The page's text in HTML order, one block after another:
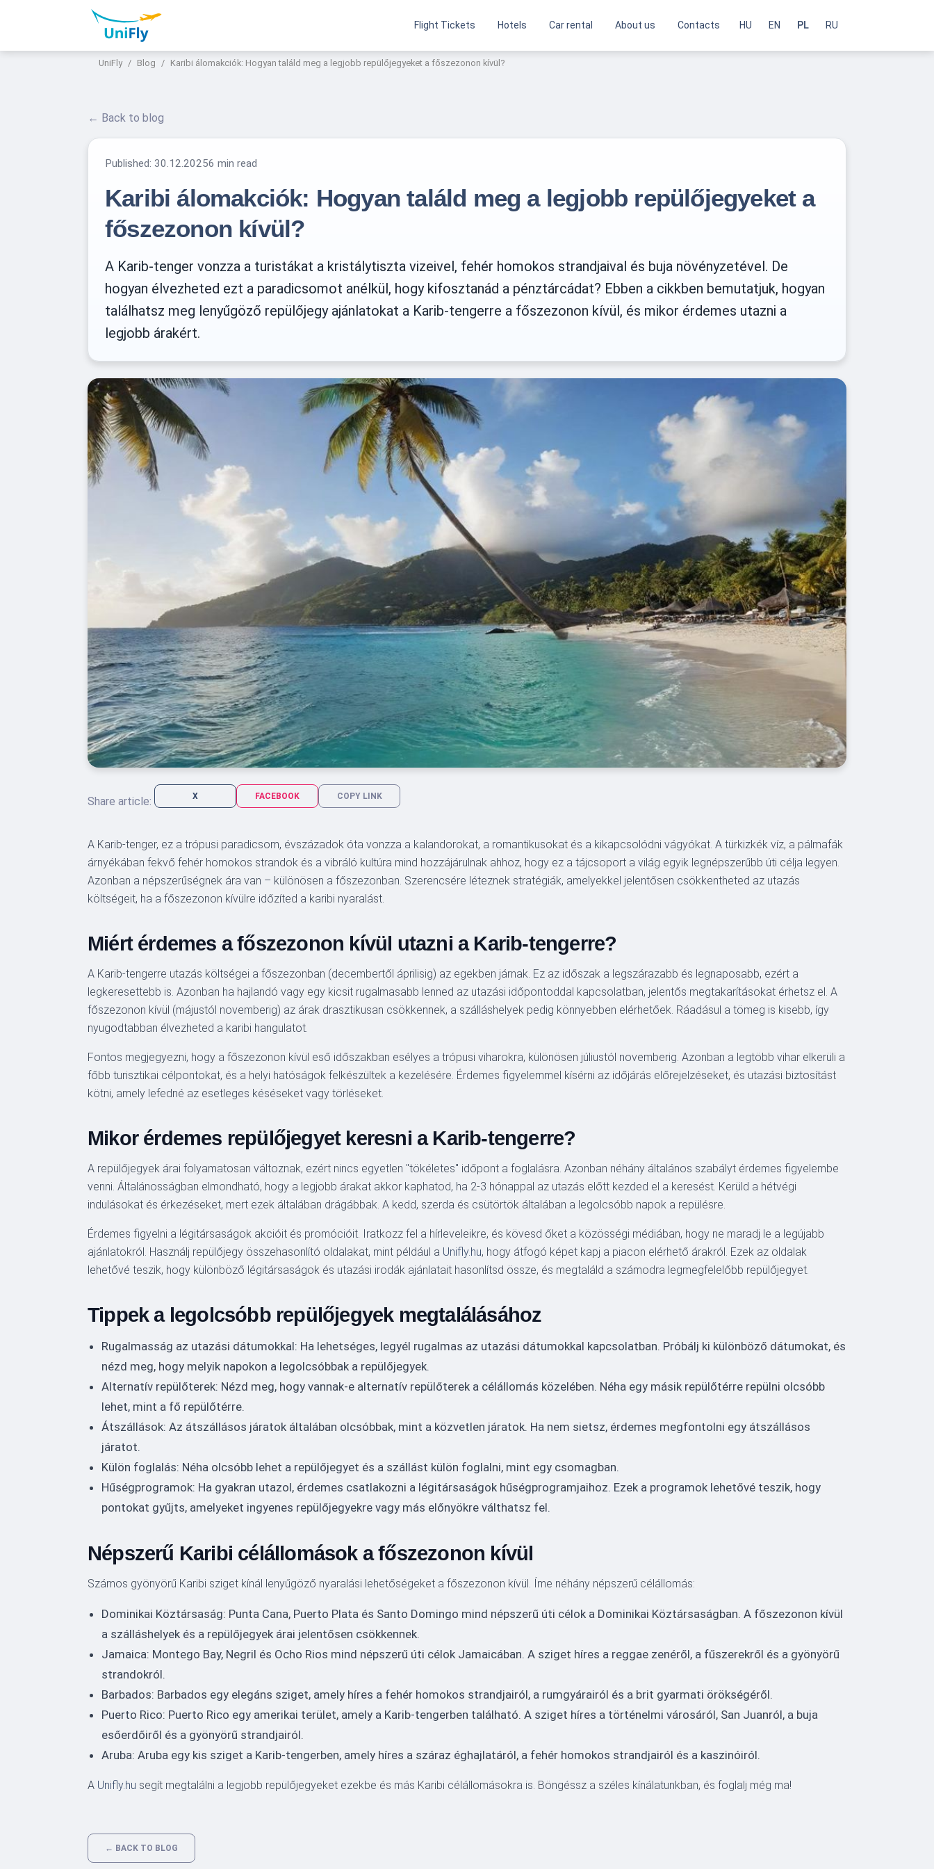
Flight Tickets Hotels Car rental About us Contacts HU EN PL RU
UniFly Blog Karibi álomakciók: Hogyan találd meg a legjobb repülőjegyeket a főszezonon kívül?
← Back to blog
Published: 30.12.20256 min read
Karibi álomakciók: Hogyan találd meg a legjobb repülőjegyeket a
főszezonon kívül?
A Karib-tenger vonzza a turistákat a kristálytiszta vizeivel, fehér homokos strandjaival és buja növényzetével. De
hogyan élvezheted ezt a paradicsomot anélkül, hogy kifosztanád a pénztárcádat? Ebben a cikkben bemutatjuk, hogyan
találhatsz meg lenyűgöző repülőjegy ajánlatokat a Karib-tengerre a főszezonon kívül, és mikor érdemes utazni a
legjobb árakért.
Share article: X FACEBOOK COPY LINK
A Karib-tenger, ez a trópusi paradicsom, évszázadok óta vonzza a kalandorokat, a romantikusokat és a kikapcsolódni vágyókat. A türkizkék víz, a pálmafák
árnyékában fekvő fehér homokos strandok és a vibráló kultúra mind hozzájárulnak ahhoz, hogy ez a tájcsoport a világ egyik legnépszerűbb úti célja legyen.
Azonban a népszerűségnek ára van – különösen a főszezonban. Szerencsére léteznek stratégiák, amelyekkel jelentősen csökkentheted az utazás
költségeit, ha a főszezonon kívülre időzíted a karibi nyaralást.
Miért érdemes a főszezonon kívül utazni a Karib-tengerre?
A Karib-tengerre utazás költségei a főszezonban (decembertől áprilisig) az egekben járnak. Ez az időszak a legszárazabb és legnaposabb, ezért a
legkeresettebb is. Azonban ha hajlandó vagy egy kicsit rugalmasabb lenned az utazási időpontoddal kapcsolatban, jelentős megtakarításokat érhetsz el. A
főszezonon kívül (májustól novemberig) az árak drasztikusan csökkennek, a szálláshelyek pedig könnyebben elérhetőek. Ráadásul a tömeg is kisebb, így
nyugodtabban élvezheted a karibi hangulatot.
Fontos megjegyezni, hogy a főszezonon kívül eső időszakban esélyes a trópusi viharokra, különösen júliustól novemberig. Azonban a legtöbb vihar elkerüli a
főbb turisztikai célpontokat, és a helyi hatóságok felkészültek a kezelésére. Érdemes figyelemmel kísérni az időjárás előrejelzéseket, és utazási biztosítást
kötni, amely lefedné az esetleges késéseket vagy törléseket.
Mikor érdemes repülőjegyet keresni a Karib-tengerre?
A repülőjegyek árai folyamatosan változnak, ezért nincs egyetlen "tökéletes" időpont a foglalásra. Azonban néhány általános szabályt érdemes figyelembe
venni. Általánosságban elmondható, hogy a legjobb árakat akkor kaphatod, ha 2-3 hónappal az utazás előtt kezded el a keresést. Kerüld a hétvégi
indulásokat és érkezéseket, mert ezek általában drágábbak. A kedd, szerda és csütörtök általában a legolcsóbb napok a repülésre.
Érdemes figyelni a légitársaságok akcióit és promócióit. Iratkozz fel a hírleveleikre, és kövesd őket a közösségi médiában, hogy ne maradj le a legújabb
ajánlatokról. Használj repülőjegy összehasonlító oldalakat, mint például a Unifly.hu, hogy átfogó képet kapj a piacon elérhető árakról. Ezek az oldalak
lehetővé teszik, hogy különböző légitársaságok és utazási irodák ajánlatait hasonlítsd össze, és megtaláld a számodra legmegfelelőbb repülőjegyet.
Tippek a legolcsóbb repülőjegyek megtalálásához
Rugalmasság az utazási dátumokkal: Ha lehetséges, legyél rugalmas az utazási dátumokkal kapcsolatban. Próbálj ki különböző dátumokat, és
nézd meg, hogy melyik napokon a legolcsóbbak a repülőjegyek.
Alternatív repülőterek: Nézd meg, hogy vannak-e alternatív repülőterek a célállomás közelében. Néha egy másik repülőtérre repülni olcsóbb
lehet, mint a fő repülőtérre.
Átszállások: Az átszállásos járatok általában olcsóbbak, mint a közvetlen járatok. Ha nem sietsz, érdemes megfontolni egy átszállásos
járatot.
Külön foglalás: Néha olcsóbb lehet a repülőjegyet és a szállást külön foglalni, mint egy csomagban.
Hűségprogramok: Ha gyakran utazol, érdemes csatlakozni a légitársaságok hűségprogramjaihoz. Ezek a programok lehetővé teszik, hogy
pontokat gyűjts, amelyeket ingyenes repülőjegyekre vagy más előnyökre válthatsz fel.
Népszerű Karibi célállomások a főszezonon kívül
Számos gyönyörű Karibi sziget kínál lenyűgöző nyaralási lehetőségeket a főszezonon kívül. Íme néhány népszerű célállomás:
Dominikai Köztársaság: Punta Cana, Puerto Plata és Santo Domingo mind népszerű úti célok a Dominikai Köztársaságban. A főszezonon kívül
a szálláshelyek és a repülőjegyek árai jelentősen csökkennek.
Jamaica: Montego Bay, Negril és Ocho Rios mind népszerű úti célok Jamaicában. A sziget híres a reggae zenéről, a fűszerekről és a gyönyörű
strandokról.
Barbados: Barbados egy elegáns sziget, amely híres a fehér homokos strandjairól, a rumgyárairól és a brit gyarmati örökségéről.
Puerto Rico: Puerto Rico egy amerikai terület, amely a Karib-tengerben található. A sziget híres a történelmi városáról, San Juanról, a buja
esőerdőiről és a gyönyörű strandjairól.
Aruba: Aruba egy kis sziget a Karib-tengerben, amely híres a száraz éghajlatáról, a fehér homokos strandjairól és a kaszinóiról.
A Unifly.hu segít megtalálni a legjobb repülőjegyeket ezekbe és más Karibi célállomásokra is. Böngéssz a széles kínálatunkban, és foglalj még ma!
← BACK TO BLOG